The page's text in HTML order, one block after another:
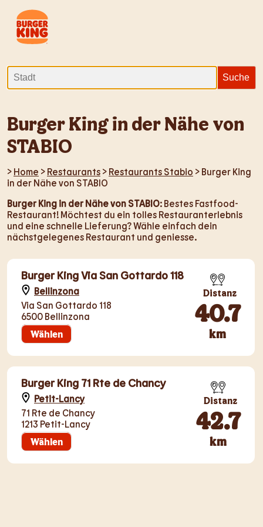
Burger King in der Nähe von
STABIO
> Home > Restaurants > Restaurants Stabio > Burger King
in der Nähe von STABIO
Burger King in der Nähe von STABIO: Bestes Fastfood-
Restaurant! Möchtest du ein tolles Restauranterlebnis
und eine schnelle Lieferung? Wähle einfach dein
nächstgelegenes Restaurant und geniesse.
Burger King Via San Gottardo 118
Bellinzona
Via San Gottardo 118
6500 Bellinzona
Wählen
Distanz
40.7
km
Burger King 71 Rte de Chancy
Petit-Lancy
71 Rte de Chancy
1213 Petit-Lancy
Wählen
Distanz
42.7
km